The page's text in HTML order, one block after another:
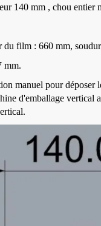
140 mm , chou entier
du film : 660 mm,
mm.
manuel pour déposer
d'emballage